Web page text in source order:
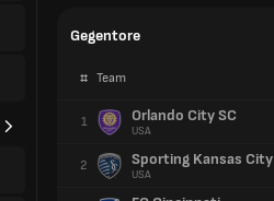
Gegentore
# Team
1 Orlando City SC
USA
2 Sporting Kansas City
USA